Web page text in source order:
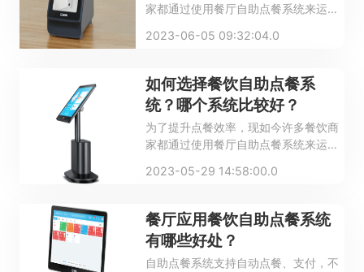
家都通过使用餐厅自助点餐系统来运营
化的特性，一些刚接触餐饮系统的商家
们就来看看如何选择餐饮自助点餐系
统，以及哪个系统比较好。
2023-06-05 09:32:04.0
如何选择餐饮自助点餐系
统？哪个系统比较好？
为了提升点餐效率，现如今许多餐饮商
家都通过使用餐厅自助点餐系统来运营
化的特性，一些刚接触餐饮系统的商家
们就来看看如何选择餐饮自助点餐系
统，以及哪个系统比较好。
2023-05-29 14:58:00.0
餐厅应用餐饮自助点餐系统
有哪些好处？
自助点餐系统支持自动点餐、支付，不